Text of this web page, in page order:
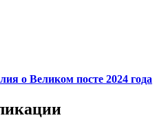
о Великом посте 2024 года